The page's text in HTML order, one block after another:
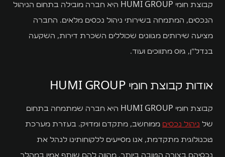
WL Hostels
WL Properties
Localz
קבוצת חומי HUMI GROUP היא חברה מובילה בתחום הניהול
הנכסים, המתמחה בשירותי ניהול נכסים מלאים. החברה
מציעה שירותים מגוונים שכוללים השכרת דירות, השקעה
בנדל"ן, גיוס מתווכים ועוד.
אודות קבוצת חומי HUMI GROUP
קבוצת חומי HUMI GROUP היא חברה שמתמחה בתחום
של ניהול נכסים ממוחשב, מתקדם ומדויק. בעזרת מערכת
טכנולוגית מתקדמת, אנו מסייעים ללקוחותינו לנהל את
נכסיהם בצורה הטובה ביותר, מהווה להם שותף אמין במהלך